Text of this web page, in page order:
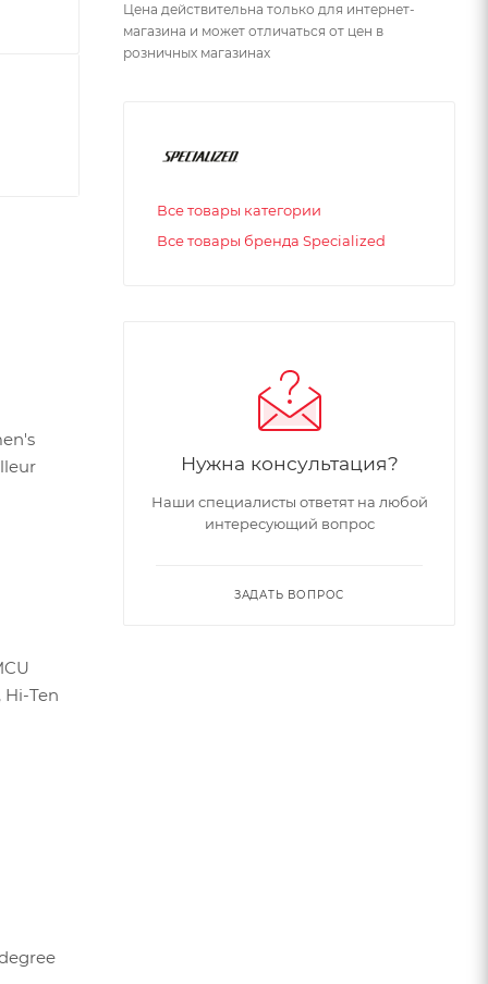
Ten
Цена действительна только для интернет-
магазина и может отличаться от цен в
розничных магазинах
Все товары категории
Все товары бренда Specialized
Нужна консультация?
Наши специалисты ответят на любой
интересующий вопрос
ЗАДАТЬ ВОПРОС